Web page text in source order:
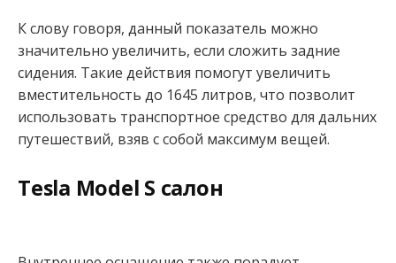
К слову говоря, данный показатель можно
значительно увеличить, если сложить задние
сидения. Такие действия помогут увеличить
вместительность до 1645 литров, что позволит
использовать транспортное средство для дальних
путешествий, взяв с собой максимум вещей.
Tesla Model S салон